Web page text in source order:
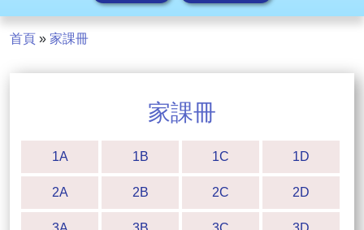
首頁 » 家課冊
家課冊
1A 1B 1C 1D
2A 2B 2C 2D